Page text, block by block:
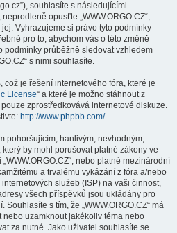
souhlasíte s následujícími
opusťte „WWW.ORGO.CZ“,
Vyhrazujeme si právo tyto podmínky
pro to, abychom vás o této změně
podmínky průběžně sledovat vzhledem
s nimi souhlasíte.
což je řešení internetového fóra, které je
License“ a které je možno stáhnout z
zprostředkovává internetové diskuze.
http://www.phpbb.com/.
pohoršujícím, hanlivým, nevhodným,
by mohl porušovat platné zákony ve
nebo platné mezinárodní
a trvalému vykázání z fóra a/nebo
služeb (ISP) na vaši činnost,
všech příspěvků jsou ukládány pro
s tím, že „WWW.ORGO.CZ“ má
uzamknout jakékoliv téma nebo
za nutné. Jako uživatel souhlasíte se